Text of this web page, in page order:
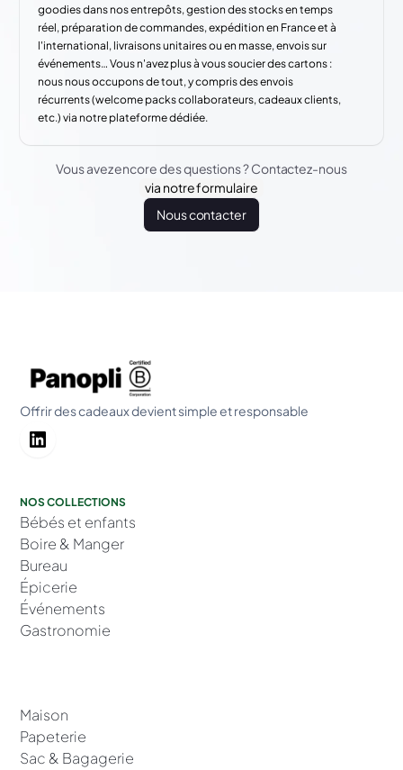
goodies dans nos entrepôts, gestion des stocks en temps
réel, préparation de commandes, expédition en France et à
l'international, livraisons unitaires ou en masse, envois sur
événements… Vous n'avez plus à vous soucier des cartons :
nous nous occupons de tout, y compris des envois
récurrents (welcome packs collaborateurs, cadeaux clients,
etc.) via notre plateforme dédiée.
Vous avez encore des questions ? Contactez-nous
via notre formulaire
Nous contacter
Offrir des cadeaux devient simple et responsable
NOS COLLECTIONS
Bébés et enfants
Boire & Manger
Bureau
Épicerie
Événements
Gastronomie
Maison
Papeterie
Sac & Bagagerie